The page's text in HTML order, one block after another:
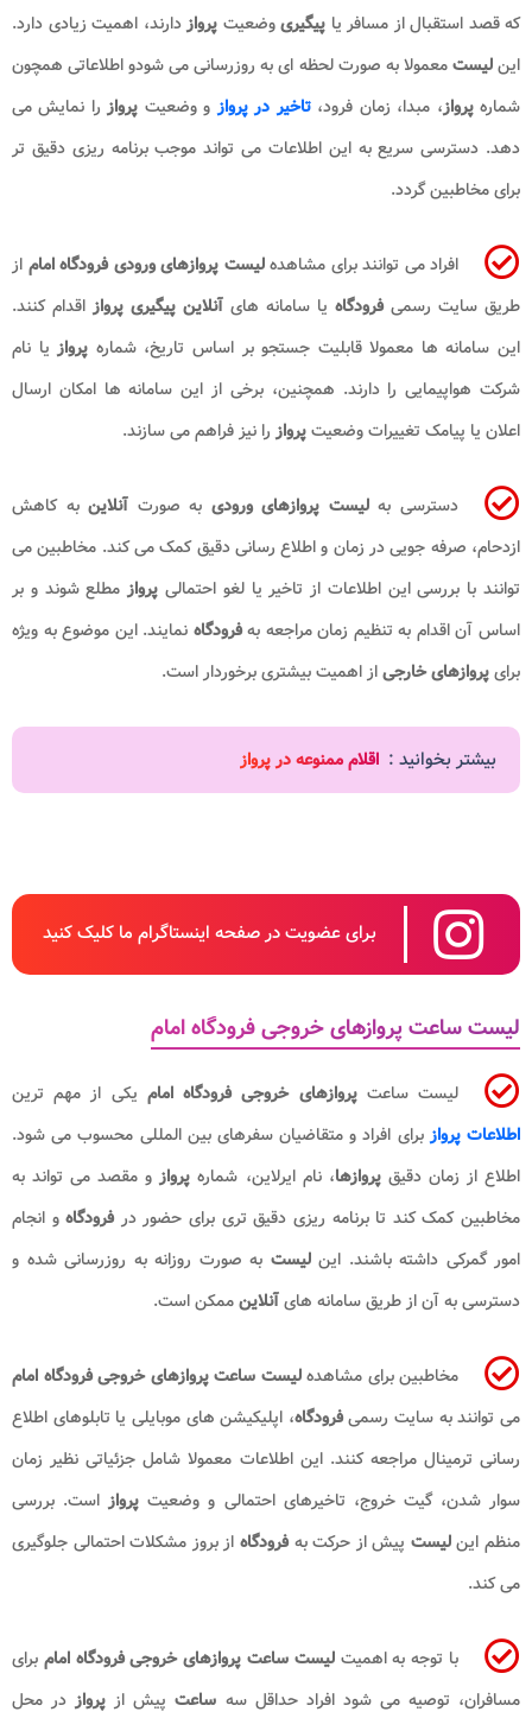
که قصد استقبال از مسافر یا پیگیریوضعیت پروازدارند، اهمیت زیادی دارد.
اینلیستمعمولا به صورت لحظه ای به روزرسانی می شودو اطلاعاتی همچون
شمارهپرواز، مبدا، زمان فرود،تاخیر در پروازو وضعیت پرواز را نمایش می
دهد. دسترسی سریع به این اطلاعات می تواند موجب برنامه ریزی دقیق تر
برای مخاطبین گردد.
افراد می توانند برای مشاهدهلیست پروازهای ورودی فرودگاه امام از
طریق سایت رسمیفرودگاه یا سامانه های آنلاین پیگیری پرواز اقدام کنند.
این سامانه ها معمولا قابلیت جستجو بر اساس تاریخ، شماره پرواز یا نام
شرکت هواپیمایی را دارند. همچنین، برخی از این سامانه ها امکان ارسال
اعلان یا پیامک تغییرات وضعیتپروازرا نیز فراهم می سازند.
دسترسی بهلیست پروازهای ورودی به صورت آنلاینبه کاهش
ازدحام، صرفه جویی در زمان و اطلاع رسانی دقیق کمک می کند. مخاطبین می
توانند با بررسی این اطلاعات از تاخیر یا لغو احتمالی پرواز مطلع شوند و بر
اساس آن اقدام به تنظیم زمان مراجعه بهفرودگاه نمایند. این موضوع به ویژه
برایپروازهای خارجیاز اهمیت بیشتری برخوردار است.
بیشتر بخوانید : اقلام ممنوعه در پرواز
برای عضویت در صفحه اینستاگرام ما کلیک کنید
لیست ساعت پروازهای خروجی فرودگاه امام
لیست ساعتپروازهای خروجی فرودگاه امام یکی از مهم ترین
اطلاعات پرواز برای افراد و متقاضیان سفرهای بین المللی محسوب می شود.
اطلاع از زمان دقیقپروازها، نام ایرلاین، شماره پرواز و مقصد می تواند به
مخاطبین کمک کند تا برنامه ریزی دقیق تری برای حضور درفرودگاهو انجام
امور گمرکی داشته باشند. اینلیست به صورت روزانه به روزرسانی شده و
دسترسی به آن از طریق سامانه هایآنلاینممکن است.
مخاطبین برای مشاهدهلیست ساعت پروازهای خروجی فرودگاه امام
می توانند به سایت رسمیفرودگاه، اپلیکیشن های موبایلی یا تابلوهای اطلاع
رسانی ترمینال مراجعه کنند. این اطلاعات معمولا شامل جزئیاتی نظیر زمان
سوار شدن، گیت خروج، تاخیرهای احتمالی و وضعیت پرواز است. بررسی
منظم اینلیست پیش از حرکت بهفرودگاه از بروز مشکلات احتمالی جلوگیری
می کند.
با توجه به اهمیتلیست ساعت پروازهای خروجی فرودگاه امام برای
مسافران، توصیه می شود افراد حداقل سه ساعت پیش از پرواز در محل